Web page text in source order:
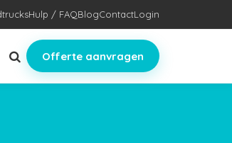
Hulp / FAQBlogContactLogin
Offerte aanvragen